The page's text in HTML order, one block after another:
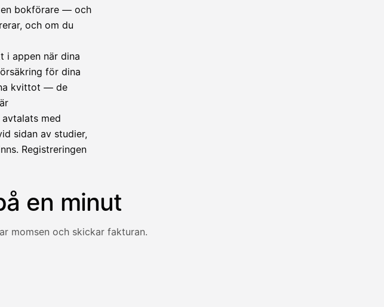
bokförare — och
och om du
i appen när dina
för dina
kvittot — de
med
sidan av studier,
Registreringen
en minut
momsen och skickar fakturan.
automatiskt och fakturan skickas.